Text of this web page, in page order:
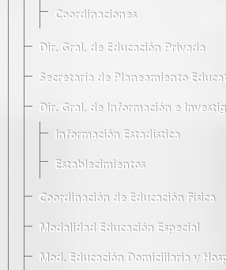
Coordinaciones
Dir. Gral. de Educación Privada
Secretaría de Planeamiento
Dir. Gral. de Información e
Información Estadística
Establecimientos
Coordinación de Educación Física
Modalidad Educación Especial
Mod. Educación Domiciliaria y